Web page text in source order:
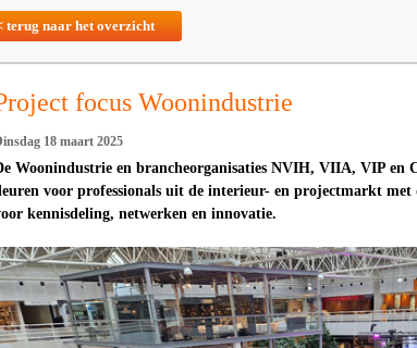
terug naar het overzicht
focus Woonindustrie
18 maart 2025
Woonindustrie en brancheorganisaties NVIH, VIIA, VIP en
voor professionals uit de interieur- en projectmarkt
kennisdeling, netwerken en innovatie.